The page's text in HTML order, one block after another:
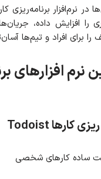
در نرم‌افزار برنامه‌ریزی
را افزایش داده،
برای افراد و تیم‌ها
نرم افزارهای
کارهاTodoist
ساده کارهای شخصی